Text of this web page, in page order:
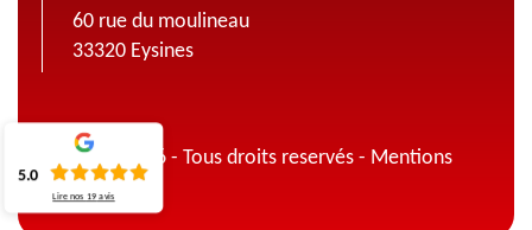
60 rue du moulineau
33320 Eysines
© 2022 - 2026 - Tous droits reservés - Mentions
légales
5.0
Lire nos 19 avis